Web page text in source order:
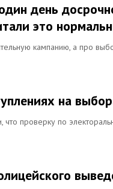
день
это
кампанию, а про
на
проверку по